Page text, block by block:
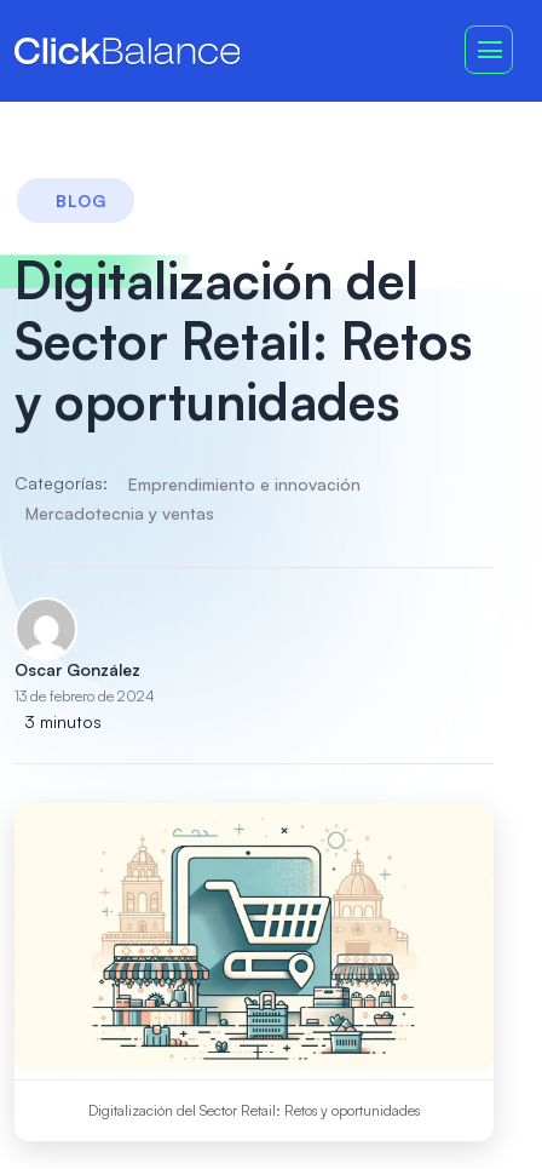
BLOG
Digitalización del
Sector Retail: Retos
y oportunidades
Categorías:
Emprendimiento e innovación
Mercadotecnia y ventas
Oscar González
13 de febrero de 2024
3 minutos
Digitalización del Sector Retail: Retos y oportunidades